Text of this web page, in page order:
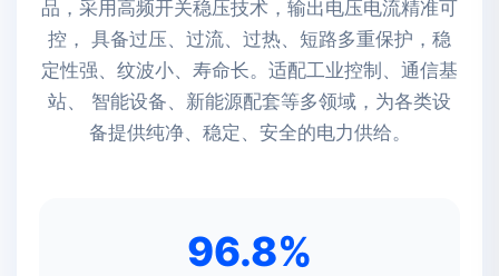
品，采用高频开关稳压技术，输出电压电流精准可
控， 具备过压、过流、过热、短路多重保护，稳
定性强、纹波小、寿命长。适配工业控制、通信基
站、 智能设备、新能源配套等多领域，为各类设
备提供纯净、稳定、安全的电力供给。
96.8%